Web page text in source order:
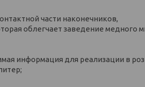
части наконечников,
облегчает заведение медного
информация для реализации в